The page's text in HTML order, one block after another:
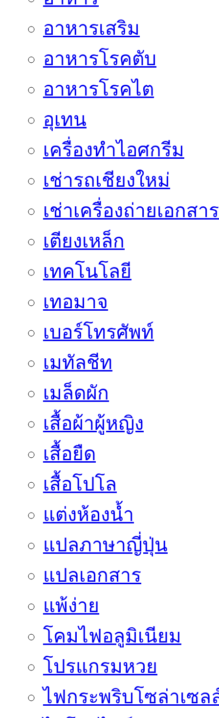
อาหารเสริม
อาหารโรคตับ
อาหารโรคไต
อุเทน
เครื่องทำไอศกรีม
เช่ารถเชียงใหม่
เช่าเครื่องถ่ายเอกสาร
เตียงเหล็ก
เทคโนโลยี
เทอมาจ
เบอร์โทรศัพท์
เมทัลชีท
เมล็ดผัก
เสื้อผ้าผู้หญิง
เสื้อยืด
เสื้อโปโล
แต่งห้องน้ำ
แปลภาษาญี่ปุ่น
แปลเอกสาร
แพ้ง่าย
โคมไฟอลูมิเนียม
โปรแกรมหวย
ไฟกระพริบโซล่าเซล